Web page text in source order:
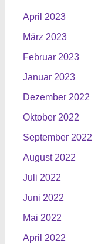
April 2023
März 2023
Februar 2023
Januar 2023
Dezember 2022
Oktober 2022
September 2022
August 2022
Juli 2022
Juni 2022
Mai 2022
April 2022